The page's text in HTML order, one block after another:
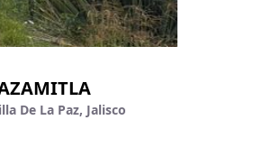
De La Paz, Jalisco